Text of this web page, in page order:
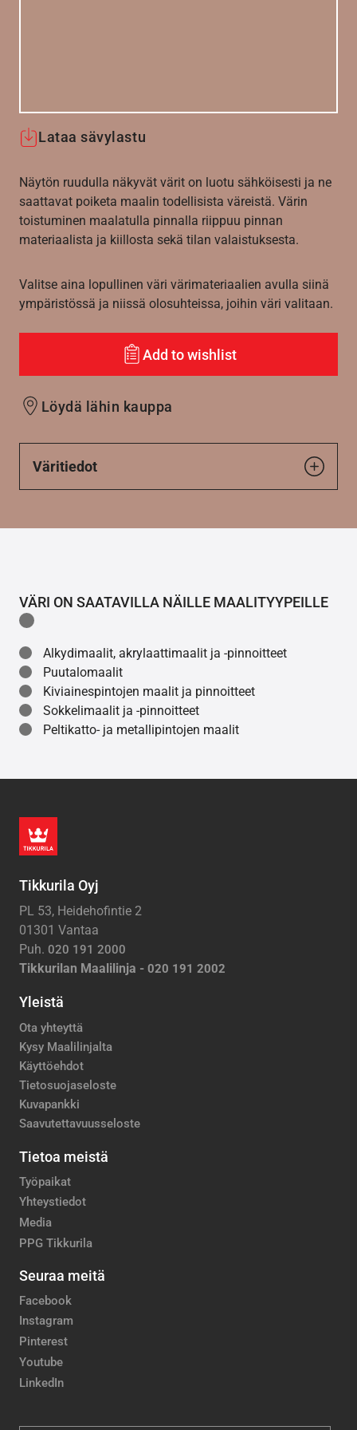
Lataa sävylastu
Näytön ruudulla näkyvät värit on luotu sähköisesti ja ne
saattavat poiketa maalin todellisista väreistä. Värin
toistuminen maalatulla pinnalla riippuu pinnan
materiaalista ja kiillosta sekä tilan valaistuksesta.
Valitse aina lopullinen väri värimateriaalien avulla siinä
ympäristössä ja niissä olosuhteissa, joihin väri valitaan.
Add to wishlist
Löydä lähin kauppa
Väritiedot
VÄRI ON SAATAVILLA NÄILLE MAALITYYPEILLE
Alkydimaalit, akrylaattimaalit ja -pinnoitteet
Puutalomaalit
Kiviainespintojen maalit ja pinnoitteet
Sokkelimaalit ja -pinnoitteet
Peltikatto- ja metallipintojen maalit
Tikkurila Oyj
PL 53, Heidehofintie 2
01301 Vantaa
Puh. 020 191 2000
Tikkurilan Maalilinja - 020 191 2002
Yleistä
Ota yhteyttä
Kysy Maalilinjalta
Käyttöehdot
Tietosuojaseloste
Kuvapankki
Saavutettavuusseloste
Tietoa meistä
Työpaikat
Yhteystiedot
Media
PPG Tikkurila
Seuraa meitä
Facebook
Instagram
Pinterest
Youtube
LinkedIn